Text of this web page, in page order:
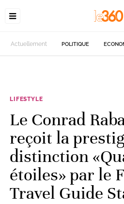
Actuellement POLITIQUE
LIFESTYLE
Le Conrad
reçoit la
distinction
étoiles» par le
Travel Guide